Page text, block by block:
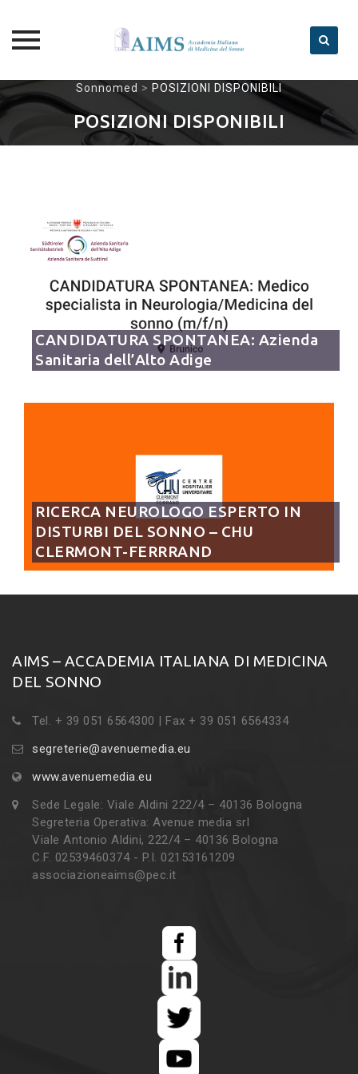
Skip
to
Sonnomed > POSIZIONI DISPONIBILI
POSIZIONI DISPONIBILI
CANDIDATURA SPONTANEA: Azienda
Sanitaria dell’Alto Adige
RICERCA NEUROLOGO ESPERTO IN
DISTURBI DEL SONNO – CHU
CLERMONT-FERRRAND
AIMS – ACCADEMIA ITALIANA DI MEDICINA
DEL SONNO
Tel. + 39 051 6564300 | Fax + 39 051 6564334
segreterie@avenuemedia.eu
www.avenuemedia.eu
Sede Legale: Viale Aldini 222/4 – 40136 Bologna
Segreteria Operativa: Avenue media srl
Viale Antonio Aldini, 222/4 – 40136 Bologna
C.F. 02539460374 - P.I. 02153161209
associazioneaims@pec.it